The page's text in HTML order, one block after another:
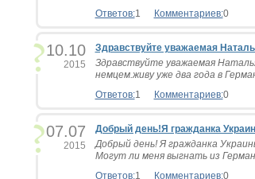
Ответов:1 Комментариев:0
10.10
2015
Здравствуйте уважаемая
Здравствуйте уважаемая
немцем.живу уже два года в
Ответов:1 Комментариев:0
07.07
2015
Добрый день!Я гражданка
Добрый день! Я гражданка
Могут ли меня выгнать из
Ответов:1 Комментариев:0